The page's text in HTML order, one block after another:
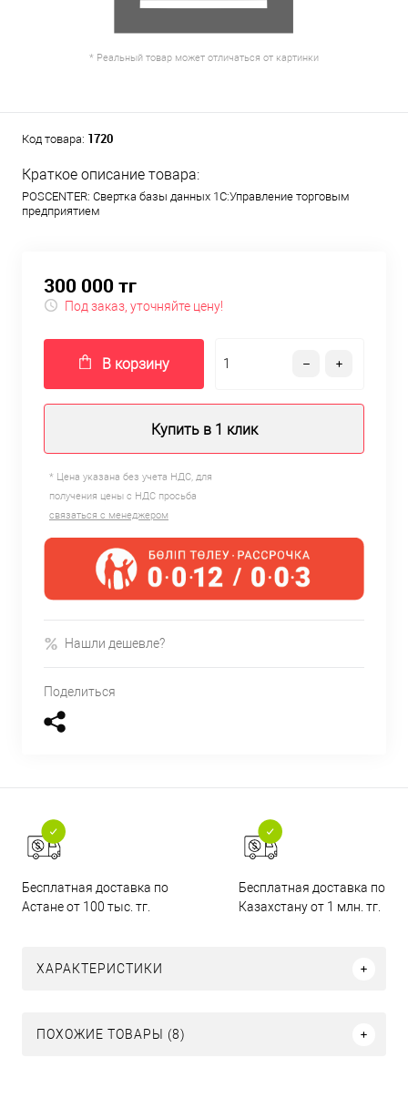
* Реальный товар может отличаться от картинки
Код товара: 1720
Краткое описание товара:
POSCENTER: Свертка базы данных 1С:Управление торговым
предприятием
300 000 тг
Под заказ, уточняйте цену!
В корзину
Купить в 1 клик
* Цена указана без учета НДС, для
получения цены с НДС просьба
связаться с менеджером
Нашли дешевле?
Поделиться
Бесплатная доставка по
Астане от 100 тыс. тг.
Бесплатная доставка по
Казахстану от 1 млн. тг.
ХАРАКТЕРИСТИКИ
ПОХОЖИЕ ТОВАРЫ (8)